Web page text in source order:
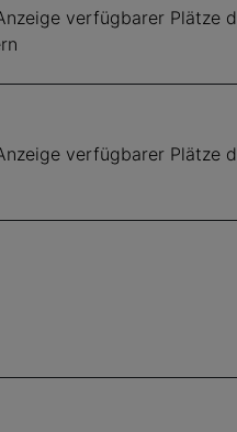
verfügbarer Plätze
verfügbarer Plätze